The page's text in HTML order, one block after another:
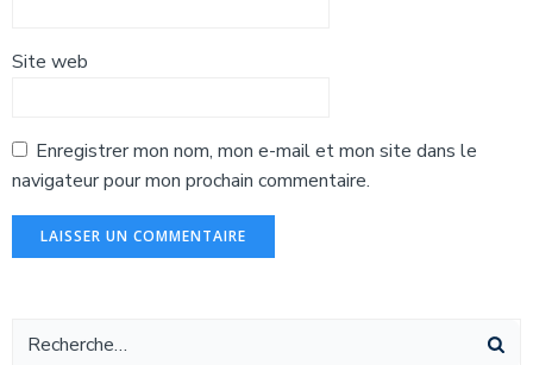
Site web
Enregistrer mon nom, mon e-mail et mon site dans le
navigateur pour mon prochain commentaire.